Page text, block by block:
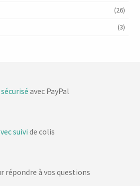
(26)
(3)
avec PayPal
suivi de colis
répondre à vos questions